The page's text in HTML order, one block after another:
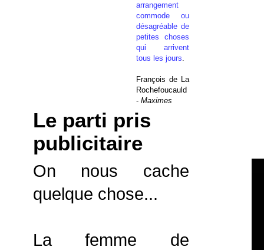
arrangement
commode ou
désagréable de
petites choses
qui arrivent
tous les jours.
François de La
Rochefoucauld
- Maximes
Le parti pris
publicitaire
On nous cache
quelque chose...
La femme de